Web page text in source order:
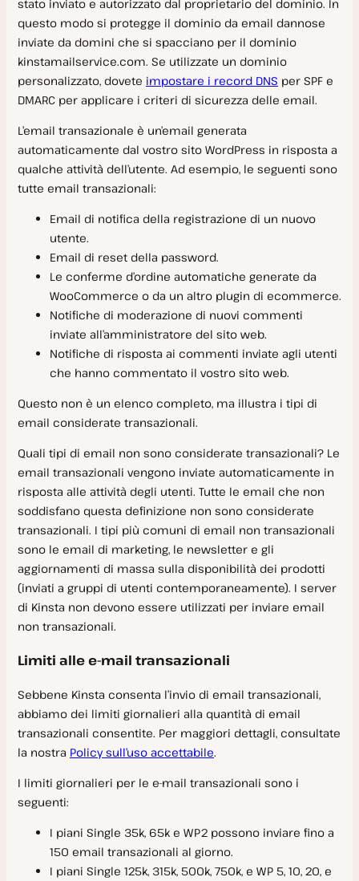
SAML SSO con Google Workspace
SAML SSO con Microsoft Entra
Domande frequenti su SAML SSO
Ping Identity SAML SSO
Log attività
Impostazioni utente
Eliminare un account Kinsta
Omni-search
Notifiche
Supporto
Ambito del Supporto
Hosting WordPress
Contattare il supporto
Informazioni sul servizio
Rimozione malware
Sedi dei data center
Archiviazione di file e database
Uptime garantito
Garanzia di rimborso dell’hosting WordPress
Sevalla
Programma Referral
Programma di affiliazione
Contenuti non consentiti
Comunicare una vulnerabilità
Account e domini russi
SOC 2
stato inviato e autorizzato dal proprietario del dominio. In
questo modo si protegge il dominio da email dannose
inviate da domini che si spacciano per il dominio
kinstamailservice.com. Se utilizzate un dominio
personalizzato, dovete impostare i record DNS per SPF e
DMARC per applicare i criteri di sicurezza delle email.
L’email transazionale è un’email generata
automaticamente dal vostro sito WordPress in risposta a
qualche attività dell’utente. Ad esempio, le seguenti sono
tutte email transazionali:
Email di notifica della registrazione di un nuovo
utente.
Email di reset della password.
Le conferme d’ordine automatiche generate da
WooCommerce o da un altro plugin di ecommerce.
Notifiche di moderazione di nuovi commenti
inviate all’amministratore del sito web.
Notifiche di risposta ai commenti inviate agli utenti
che hanno commentato il vostro sito web.
Questo non è un elenco completo, ma illustra i tipi di
email considerate transazionali.
Quali tipi di email non sono considerate transazionali? Le
email transazionali vengono inviate automaticamente in
risposta alle attività degli utenti. Tutte le email che non
soddisfano questa definizione non sono considerate
transazionali. I tipi più comuni di email non transazionali
sono le email di marketing, le newsletter e gli
aggiornamenti di massa sulla disponibilità dei prodotti
(inviati a gruppi di utenti contemporaneamente). I server
di Kinsta non devono essere utilizzati per inviare email
non transazionali.
Limiti alle e-mail transazionali
Sebbene Kinsta consenta l’invio di email transazionali,
abbiamo dei limiti giornalieri alla quantità di email
transazionali consentite. Per maggiori dettagli, consultate
la nostra Policy sull’uso accettabile.
I limiti giornalieri per le e-mail transazionali sono i
seguenti:
I piani Single 35k, 65k e WP2 possono inviare fino a
150 email transazionali al giorno.
I piani Single 125k, 315k, 500k, 750k, e WP 5, 10, 20, e